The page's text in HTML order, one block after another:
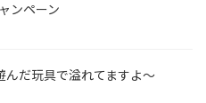
ンペーン
んだ玩具で溢れてますよ～